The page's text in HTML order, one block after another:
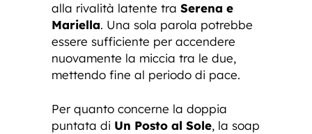
alla rivalità latente tra Serena e
Mariella. Una sola parola potrebbe
essere sufficiente per accendere
nuovamente la miccia tra le due,
mettendo fine al periodo di pace.
Per quanto concerne la doppia
puntata di Un Posto al Sole, la soap